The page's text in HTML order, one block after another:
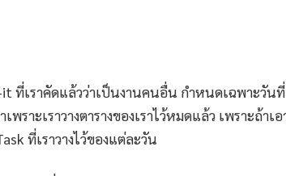
ที่เราคัดแล้วว่าเป็นงานคนอื่น กำหนดเฉพาะวัน
ราะเราวางตารางของเราไว้หมดแล้ว เพราะถ้าเ
ที่เราวางไว้ของแต่ละวัน